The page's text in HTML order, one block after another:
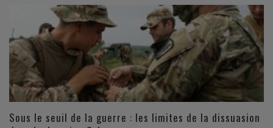
Sous le seuil de la guerre : les limites de la dissuasion